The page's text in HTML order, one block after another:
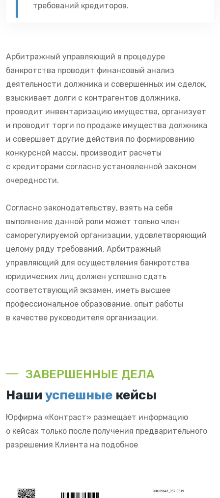
требований кредиторов.
Арбитражный управляющий в процедуре
банкротства проводит финансовый анализ
деятельности должника и совершенных им сделок,
взыскивает долги с контрагентов должника,
проводит инвентаризацию имущества, организует
и проводит торги по продаже имущества должника
и совершает другие действия по формированию
конкурсной массы, производит расчеты
с кредиторами согласно установленной законом
очередности.
Согласно законодательству, взять на себя
выполнение данной роли может только член
саморегулируемой организации, удовлетворяющий
целому ряду требований. Арбитражный
управляющий для осуществления банкротства
юридических лиц должен успешно сдать
соответствующий экзамен, иметь высшее
профессиональное образование, опыт работы
в качестве руководителя организации.
ЗАВЕРШЕННЫЕ ДЕЛА
Наши успешные кейсы
Юрфирма «Контраст» размещает информацию
о кейсах только после получения предварительного
разрешения Клиента на подобное